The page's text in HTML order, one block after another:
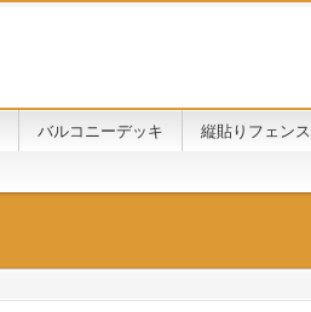
バルコニーデッキ 縦貼りフェンス